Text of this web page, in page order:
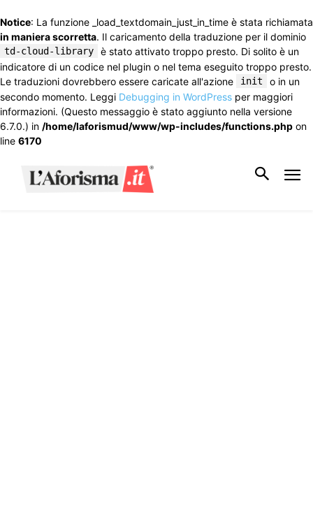
Notice: La funzione _load_textdomain_just_in_time è stata richiamata
in maniera scorretta. Il caricamento della traduzione per il dominio
td-cloud-library
è stato attivato troppo presto. Di solito è un
indicatore di un codice nel plugin o nel tema eseguito troppo presto.
Le traduzioni dovrebbero essere caricate all'azione
init
o in un
secondo momento. Leggi Debugging in WordPress per maggiori
informazioni. (Questo messaggio è stato aggiunto nella versione
6.7.0.) in /home/laforismud/www/wp-includes/functions.php on
line 6170